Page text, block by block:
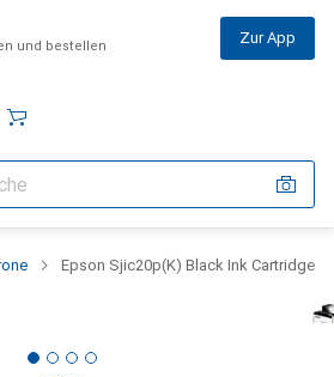
und bestellen Zur App
Epson Sjic20p(K) Black Ink Cartridge